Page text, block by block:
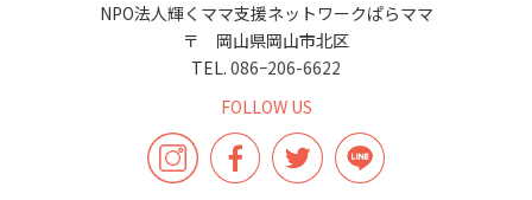
NPO法人輝くママ支援ネットワークぱらママ
〒 岡山県岡山市北区
TEL. 086ｰ206-6622
FOLLOW US